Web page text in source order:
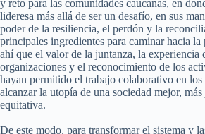
y reto para las comunidades caucanas, en
lideresa más allá de ser un desafío, en sus
poder de la resiliencia, el perdón y la
principales ingredientes para caminar hacia la
ahí que el valor de la juntanza, la experiencia
organizaciones y el reconocimiento de los
hayan permitido el trabajo colaborativo en los
alcanzar la utopía de una sociedad mejor,
equitativa.
De este modo, para transformar el sistema y